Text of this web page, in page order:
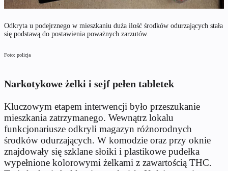
Odkryta u podejrznego w mieszkaniu duża ilość środków odurzających stała
się podstawą do postawienia poważnych zarzutów.
Foto: policja
Narkotykowe żelki i sejf pełen tabletek
Kluczowym etapem interwencji było przeszukanie
mieszkania zatrzymanego. Wewnątrz lokalu
funkcjonariusze odkryli magazyn różnorodnych
środków odurzających. W komodzie oraz przy oknie
znajdowały się szklane słoiki i plastikowe pudełka
wypełnione kolorowymi żelkami z zawartością THC.